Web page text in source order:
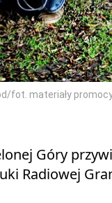
fot. materiały
Góry
Radiowej